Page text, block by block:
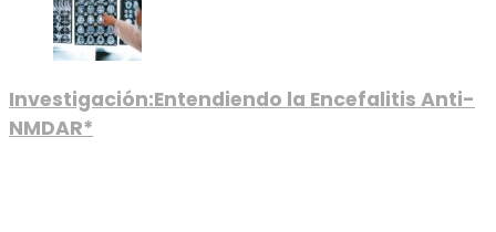
Investigación:Entendiendo la Encefalitis Anti-
NMDAR*